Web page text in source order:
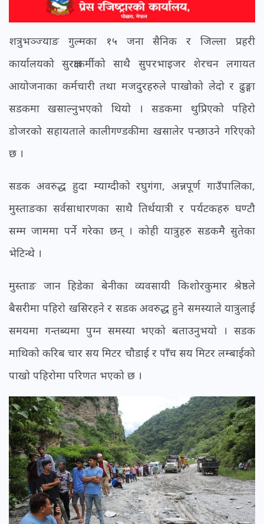
शत्रुभञ्ज्याङ गुल्मका १५ जना सैनिक र जिल्ला प्रहरी
कार्यालयको सुरक्षाकर्मीको साथै सुपरभाइजर शेरचन लगायत
आयोजनाका कर्मचारी तथा मजदुरहरुले पाखोको लेदो र ढुङ्गा
सडकमा खसाल्नुभएको थियो । सडकमा थुप्रिएको पहिरो
डोजरको सहायताले कालीगण्डकीमा खसालेर पन्छाउने गरिएको
छ ।
सडक अवरुद्ध हुदा म्याग्दीको रघुगंगा, अन्नपूर्ण गाउँपालिका,
मुस्ताङका सर्वसाधारणका साथै तिर्थयात्री र पर्यटकहरु घण्टौ
सम्म जाममा पर्ने गरेका छन् । कोही यात्रुहरु सडकमै सुतेका
भेटिन्थे ।
मुस्ताङ जान हिडेका बेनीका व्यवसायी किशोरकुमार श्रेष्ठले
बैसरीमा पहिरो खसिरहने र सडक अवरुद्ध हुने समस्याले यात्रुलाई
समयमा गन्तब्यमा पुग्न समस्या भएको बताउनुभयो । सडक
माथिको करिब चार सय मिटर चौडाई र पाँच सय मिटर लम्बाईको
पाखो पहिरोमा परिणत भएको छ ।